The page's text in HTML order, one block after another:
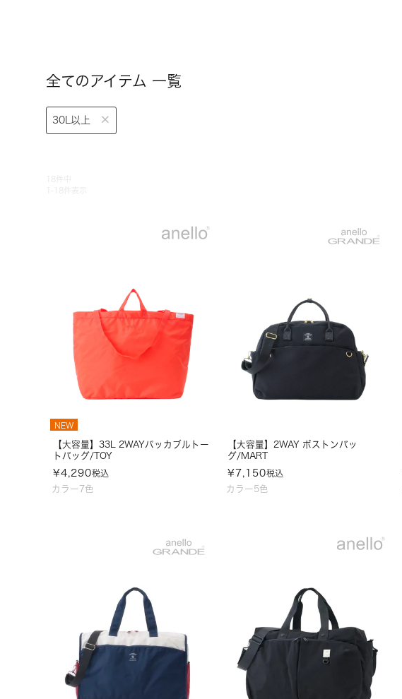
全てのアイテム 一覧
30L以上
18
18
カラー7色
NEW
【大容量】33L 2WAYパッカブルトー
トバッグ/TOY
¥4,290税込
カラー5色
【大容量】2WAY ボストンバッ
グ/MART
¥ 7,150税込